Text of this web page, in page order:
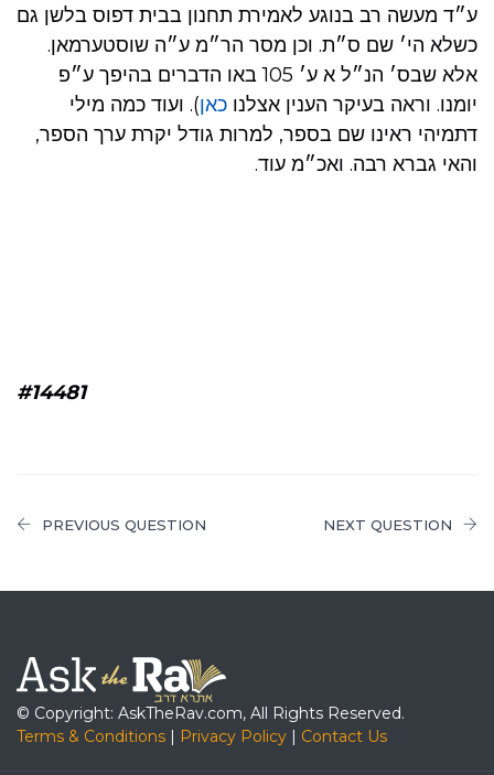
ע״ד מעשה רב בנוגע לאמירת תחנון בבית דפוס בלשן גם
כשלא הי׳ שם ס״ת. וכן מסר הר״מ ע״ה שוסטערמאן.
אלא שבס׳ הנ״ל א ע׳ 105 באו הדברים בהיפך ע״פ
יומנו. וראה בעיקר הענין אצלנו כאן). ועוד כמה מילי
דתמיהי ראינו שם בספר, למרות גודל יקרת ערך הספר,
והאי גברא רבה. ואכ״מ עוד.
#14481
PREVIOUS QUESTION NEXT QUESTION
© Copyright: AskTheRav.com, All Rights Reserved.
Terms & Conditions | Privacy Policy | Contact Us